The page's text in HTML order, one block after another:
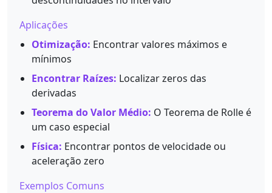
Aplicações
Otimização: Encontrar valores máximos e
mínimos
Encontrar Raízes: Localizar zeros das
derivadas
Teorema do Valor Médio: O Teorema de Rolle é
um caso especial
Física: Encontrar pontos de velocidade ou
aceleração zero
Exemplos Comuns